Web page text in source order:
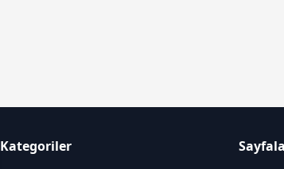
Kategoriler